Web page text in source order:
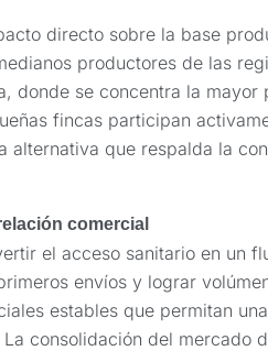
directo sobre la base
productores de las
donde se concentra la
fincas participan
alternativa que respalda la
comercial
el acceso sanitario en un
envíos y lograr
estables que permitan
consolidación del mercado